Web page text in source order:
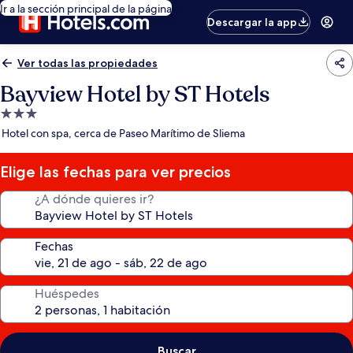
Ir a la sección principal de la página
Descargar la app
Ver todas las propiedades
Bayview Hotel by ST Hotels
Propiedad
de
estrellas
Hotel con spa, cerca de Paseo Marítimo de Sliema
Elige las fechas para ver precios
¿A dónde quieres ir?
Fechas
Huéspedes